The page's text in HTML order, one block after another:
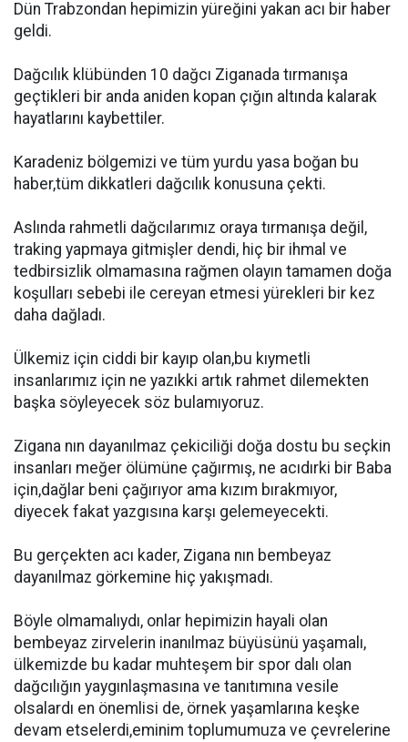
Dün Trabzondan hepimizin yüreğini yakan acı bir haber
geldi.
Dağcılık klübünden 10 dağcı Ziganada tırmanışa
geçtikleri bir anda aniden kopan çığın altında kalarak
hayatlarını kaybettiler.
Karadeniz bölgemizi ve tüm yurdu yasa boğan bu
haber,tüm dikkatleri dağcılık konusuna çekti.
Aslında rahmetli dağcılarımız oraya tırmanışa değil,
traking yapmaya gitmişler dendi, hiç bir ihmal ve
tedbirsizlik olmamasına rağmen olayın tamamen doğa
koşulları sebebi ile cereyan etmesi yürekleri bir kez
daha dağladı.
Ülkemiz için ciddi bir kayıp olan,bu kıymetli
insanlarımız için ne yazıkki artık rahmet dilemekten
başka söyleyecek söz bulamıyoruz.
Zigana nın dayanılmaz çekiciliği doğa dostu bu seçkin
insanları meğer ölümüne çağırmış, ne acıdırki bir Baba
için,dağlar beni çağırıyor ama kızım bırakmıyor,
diyecek fakat yazgısına karşı gelemeyecekti.
Bu gerçekten acı kader, Zigana nın bembeyaz
dayanılmaz görkemine hiç yakışmadı.
Böyle olmamalıydı, onlar hepimizin hayali olan
bembeyaz zirvelerin inanılmaz büyüsünü yaşamalı,
ülkemizde bu kadar muhteşem bir spor dalı olan
dağcılığın yaygınlaşmasına ve tanıtımına vesile
olsalardı en önemlisi de, örnek yaşamlarına keşke
devam etselerdi,eminim toplumumuza ve çevrelerine